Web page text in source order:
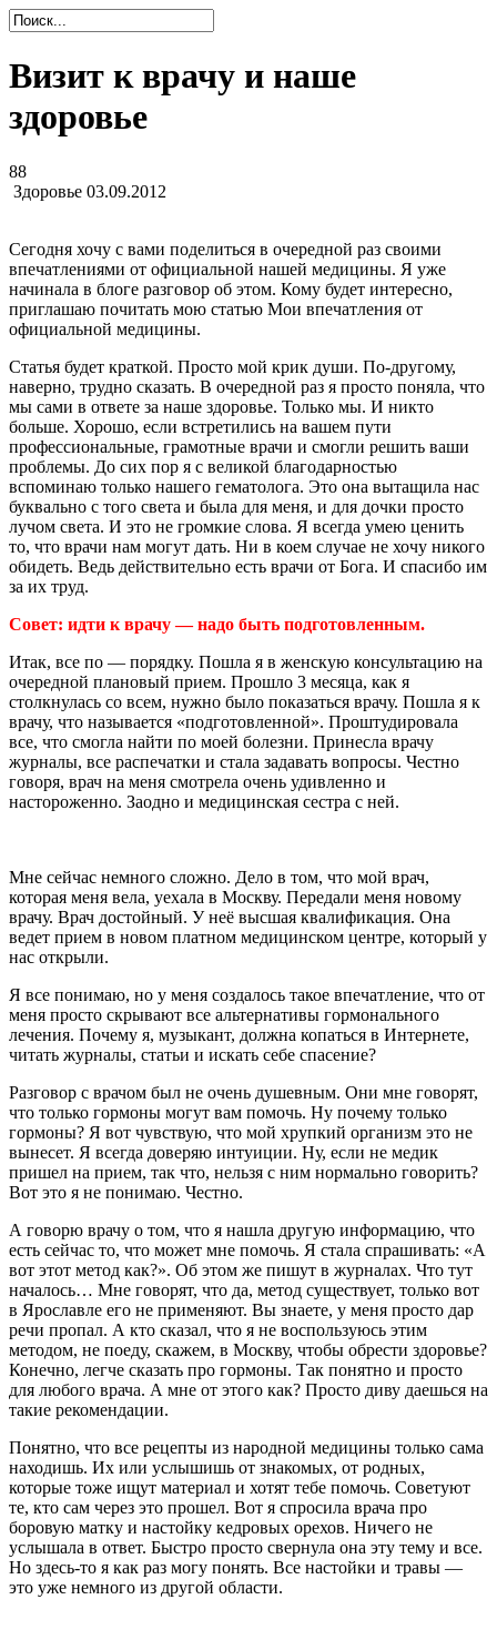
Визит к врачу и наше
здоровье
88
Здоровье 03.09.2012
Сегодня хочу с вами поделиться в очередной раз своими
впечатлениями от официальной нашей медицины. Я уже
начинала в блоге разговор об этом. Кому будет интересно,
приглашаю почитать мою статью Мои впечатления от
официальной медицины.
Статья будет краткой. Просто мой крик души. По-другому,
наверно, трудно сказать. В очередной раз я просто поняла, что
мы сами в ответе за наше здоровье. Только мы. И никто
больше. Хорошо, если встретились на вашем пути
профессиональные, грамотные врачи и смогли решить ваши
проблемы. До сих пор я с великой благодарностью
вспоминаю только нашего гематолога. Это она вытащила нас
буквально с того света и была для меня, и для дочки просто
лучом света. И это не громкие слова. Я всегда умею ценить
то, что врачи нам могут дать. Ни в коем случае не хочу никого
обидеть. Ведь действительно есть врачи от Бога. И спасибо им
за их труд.
Совет: идти к врачу — надо быть подготовленным.
Итак, все по — порядку. Пошла я в женскую консультацию на
очередной плановый прием. Прошло 3 месяца, как я
столкнулась со всем, нужно было показаться врачу. Пошла я к
врачу, что называется «подготовленной». Проштудировала
все, что смогла найти по моей болезни. Принесла врачу
журналы, все распечатки и стала задавать вопросы. Честно
говоря, врач на меня смотрела очень удивленно и
настороженно. Заодно и медицинская сестра с ней.
Мне сейчас немного сложно. Дело в том, что мой врач,
которая меня вела, уехала в Москву. Передали меня новому
врачу. Врач достойный. У неё высшая квалификация. Она
ведет прием в новом платном медицинском центре, который у
нас открыли.
Я все понимаю, но у меня создалось такое впечатление, что от
меня просто скрывают все альтернативы гормонального
лечения. Почему я, музыкант, должна копаться в Интернете,
читать журналы, статьи и искать себе спасение?
Разговор с врачом был не очень душевным. Они мне говорят,
что только гормоны могут вам помочь. Ну почему только
гормоны? Я вот чувствую, что мой хрупкий организм это не
вынесет. Я всегда доверяю интуиции. Ну, если не медик
пришел на прием, так что, нельзя с ним нормально говорить?
Вот это я не понимаю. Честно.
А говорю врачу о том, что я нашла другую информацию, что
есть сейчас то, что может мне помочь. Я стала спрашивать: «А
вот этот метод как?». Об этом же пишут в журналах. Что тут
началось… Мне говорят, что да, метод существует, только вот
в Ярославле его не применяют. Вы знаете, у меня просто дар
речи пропал. А кто сказал, что я не воспользуюсь этим
методом, не поеду, скажем, в Москву, чтобы обрести здоровье?
Конечно, легче сказать про гормоны. Так понятно и просто
для любого врача. А мне от этого как? Просто диву даешься на
такие рекомендации.
Понятно, что все рецепты из народной медицины только сама
находишь. Их или услышишь от знакомых, от родных,
которые тоже ищут материал и хотят тебе помочь. Советуют
те, кто сам через это прошел. Вот я спросила врача про
боровую матку и настойку кедровых орехов. Ничего не
услышала в ответ. Быстро просто свернула она эту тему и все.
Но здесь-то я как раз могу понять. Все настойки и травы —
это уже немного из другой области.